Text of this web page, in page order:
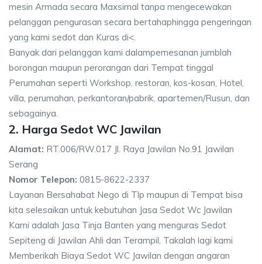
mesin Armada secara Maxsimal tanpa mengecewakan
pelanggan pengurasan secara bertahaphingga pengeringan
yang kami sedot dan Kuras di<.
Banyak dari pelanggan kami dalampemesanan jumblah
borongan maupun perorangan dari Tempat tinggal
Perumahan seperti Workshop, restoran, kos-kosan, Hotel,
villa, perumahan, perkantoran/pabrik, apartemen/Rusun, dan
sebagainya.
2. Harga Sedot WC Jawilan
Alamat: RT.006/RW.017 Jl. Raya Jawilan No.91 Jawilan
Serang
Nomor Telepon: 0815-8622-2337
Layanan Bersahabat Nego di Tlp maupun di Tempat bisa
kita selesaikan untuk kebutuhan Jasa Sedot Wc Jawilan
Kami adalah Jasa Tinja Banten yang menguras Sedot
Sepiteng di Jawilan Ahli dan Terampil, Takalah lagi kami
Memberikah Biaya Sedot WC Jawilan dengan angaran